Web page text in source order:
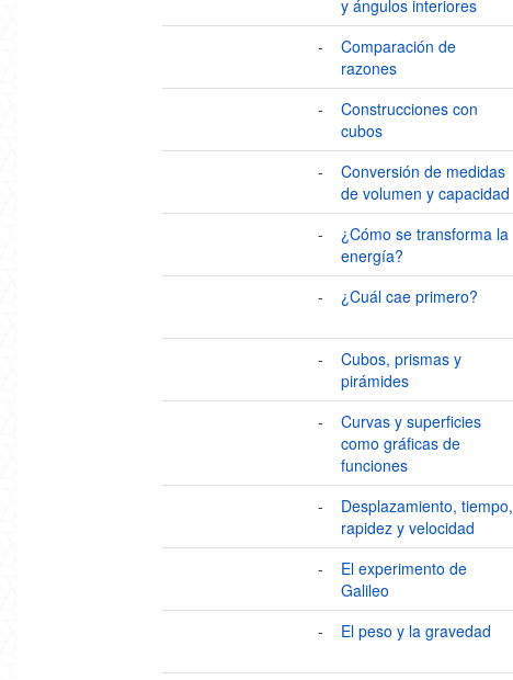
y ángulos interiores
-
Comparación de
razones
-
Construcciones con
cubos
-
Conversión de medidas
de volumen y capacidad
-
¿Cómo se transforma la
energía?
-
¿Cuál cae primero?
-
Cubos, prismas y
pirámides
-
Curvas y superficies
como gráficas de
funciones
-
Desplazamiento, tiempo,
rapidez y velocidad
-
El experimento de
Galileo
-
El peso y la gravedad